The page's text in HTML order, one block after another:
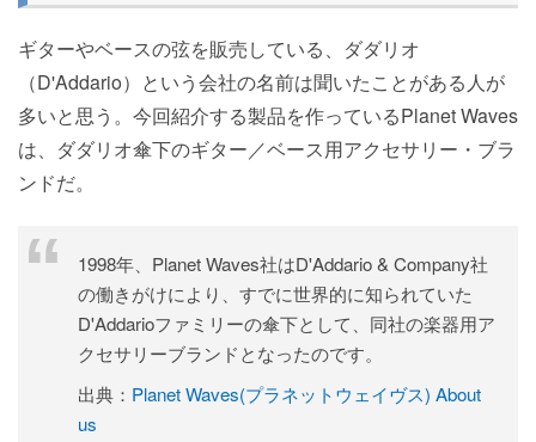
ギターやベースの弦を販売している、ダダリオ
（D'Addario）という会社の名前は聞いたことがある人が
多いと思う。今回紹介する製品を作っているPlanet Waves
は、ダダリオ傘下のギター／ベース用アクセサリー・ブラ
ンドだ。
1998年、Planet Waves社はD'Addario & Company社
の働きがけにより、すでに世界的に知られていた
D'Addarioファミリーの傘下として、同社の楽器用ア
クセサリーブランドとなったのです。
出典： Planet Waves(プラネットウェイヴス) About
us